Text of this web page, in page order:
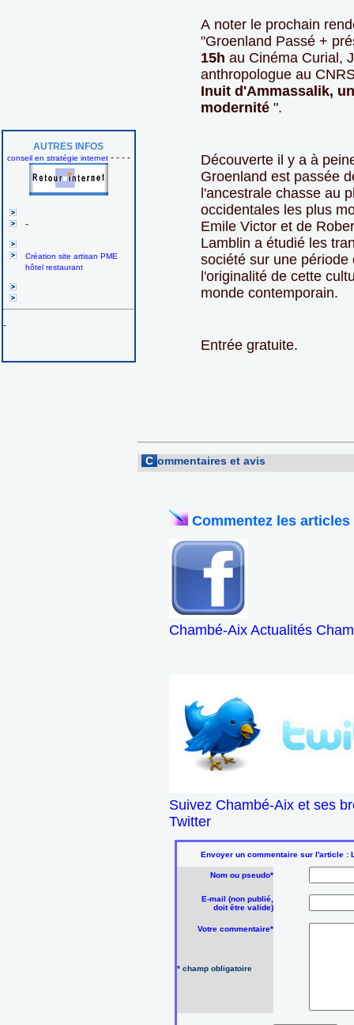
AUTRES INFOS
conseil en stratégie internet - - - -
-
Création site artisan PME
hôtel restaurant
-
A noter le prochain
"Groenland Passé +
15h au Cinéma Curial,
anthropologue au
Inuit d'Ammassalik,
modernité ".
Découverte il y a à
Groenland est passée
l'ancestrale chasse au
occidentales les plus
Emile Victor et de
Lamblin a étudié les
société sur une
l'originalité de cette
monde contemporain.
Entrée gratuite.
C ommentaires et avis
Commentez les
Chambé-Aix Actualités
Suivez Chambé-Aix et ses
Twitter
Envoyer un commentaire sur l'article :
Nom ou pseudo*
E-mail (non publié,
doit être valide)
Votre commentaire*
* champ obligatoire